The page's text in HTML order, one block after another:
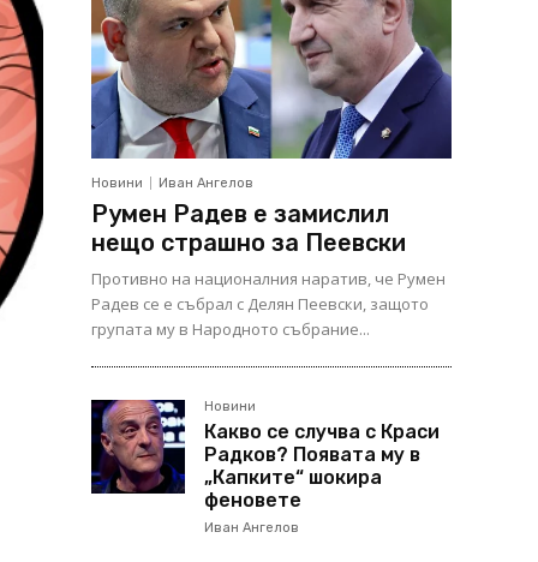
Новини Иван Ангелов
Румен Радев е замислил
нещо страшно за Пеевски
Противно на националния наратив, че Румен
Радев се е събрал с Делян Пеевски, защото
групата му в Народното събрание...
Новини
Какво се случва с Краси
Радков? Появата му в
„Капките“ шокира
феновете
Иван Ангелов